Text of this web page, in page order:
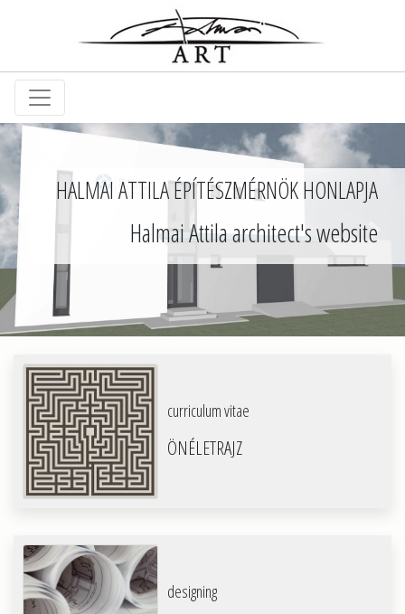
HALMAI ATTILA ÉPÍTÉSZMÉRNÖK HONLAPJA
Halmai Attila architect's websiteNext
curriculum vitae
ÖNÉLETRAJZ
designing